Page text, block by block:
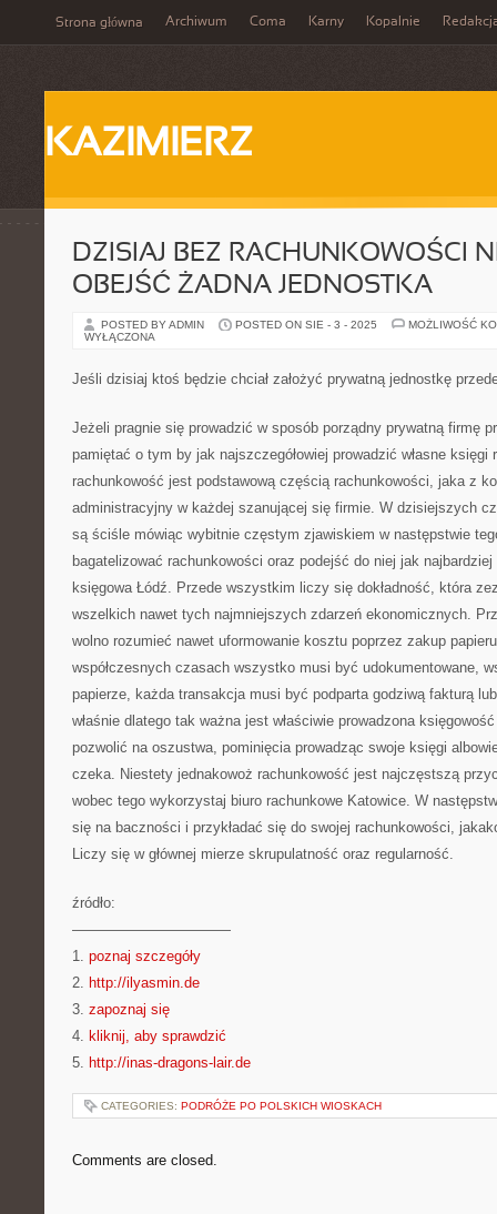
Strona główna Archiwum Coma Karny Kopalnie
KAZIMIERZ
DZISIAJ BEZ RACHUNKOWOŚCI
OBEJŚĆ ŻADNA JEDNOSTKA
POSTED BY ADMIN POSTED ON SIE - 3 - 2025
MOŻLIWOŚĆ
WYŁĄCZONA
Jeśli dzisiaj ktoś będzie chciał założyć prywatną jednostkę
Jeżeli pragnie się prowadzić w sposób porządny prywatną firmę
pamiętać o tym by jak najszczegółowiej prowadzić własne księgi
rachunkowość jest podstawową częścią rachunkowości, jaka z
administracyjny w każdej szanującej się firmie. W dzisiejszych
są ściśle mówiąc wybitnie częstym zjawiskiem w następstwie
bagatelizować rachunkowości oraz podejść do niej jak
księgowa Łódź. Przede wszystkim liczy się dokładność, która
wszelkich nawet tych najmniejszych zdarzeń ekonomicznych.
wolno rozumieć nawet uformowanie kosztu poprzez zakup
współczesnych czasach wszystko musi być udokumentowane,
papierze, każda transakcja musi być podparta godziwą fakturą
właśnie dlatego tak ważna jest właściwie prowadzona
pozwolić na oszustwa, pominięcia prowadząc swoje księgi
czeka. Niestety jednakowoż rachunkowość jest najczęstszą
wobec tego wykorzystaj biuro rachunkowe Katowice. W
się na baczności i przykładać się do swojej rachunkowości,
Liczy się w głównej mierze skrupulatność oraz regularność.
źródło:
———————————
1. poznaj szczegóły
2. http://ilyasmin.de
3. zapoznaj się
4. kliknij, aby sprawdzić
5. http://inas-dragons-lair.de
CATEGORIES: PODRÓŻE PO POLSKICH WIOSKACH
Comments are closed.